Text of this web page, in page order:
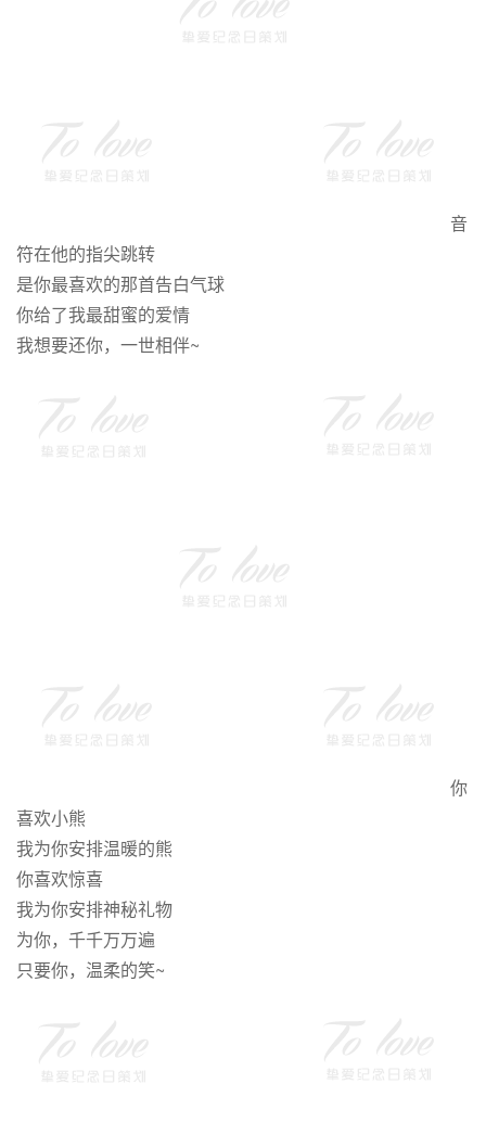
音
符在他的指尖跳转
是你最喜欢的那首告白气球
你给了我最甜蜜的爱情
我想要还你，一世相伴~
你
喜欢小熊
我为你安排温暖的熊
你喜欢惊喜
我为你安排神秘礼物
为你，千千万万遍
只要你，温柔的笑~